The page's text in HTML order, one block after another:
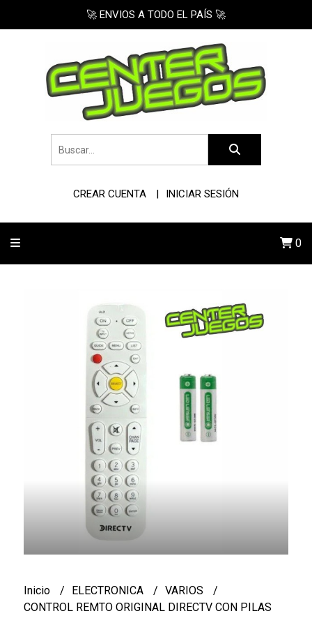
🚀 ENVIOS A TODO EL PAÍS 🚀
CREAR CUENTA INICIAR SESIÓN
0
Inicio ELECTRONICA
VARIOS
CONTROL REMTO ORIGINAL DIRECTV CON PILAS